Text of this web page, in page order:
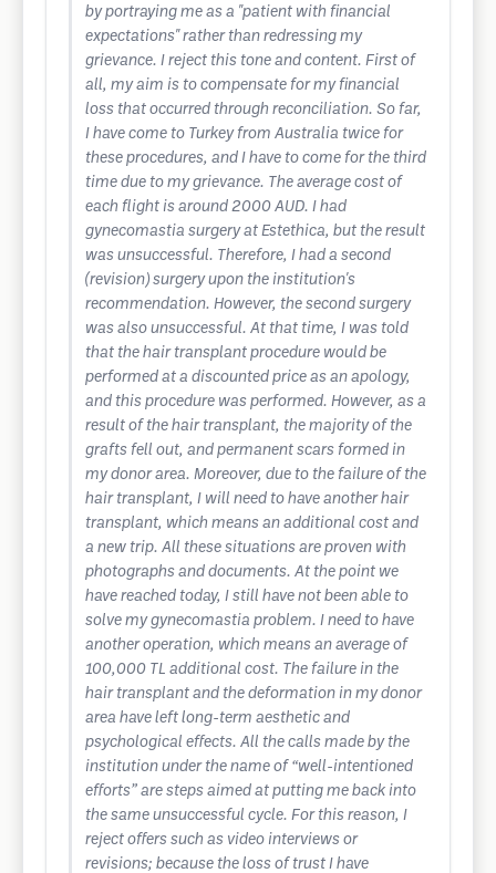
by portraying me as a "patient with financial
expectations" rather than redressing my
grievance. I reject this tone and content. First of
all, my aim is to compensate for my financial
loss that occurred through reconciliation. So far,
I have come to Turkey from Australia twice for
these procedures, and I have to come for the third
time due to my grievance. The average cost of
each flight is around 2000 AUD. I had
gynecomastia surgery at Estethica, but the result
was unsuccessful. Therefore, I had a second
(revision) surgery upon the institution's
recommendation. However, the second surgery
was also unsuccessful. At that time, I was told
that the hair transplant procedure would be
performed at a discounted price as an apology,
and this procedure was performed. However, as a
result of the hair transplant, the majority of the
grafts fell out, and permanent scars formed in
my donor area. Moreover, due to the failure of the
hair transplant, I will need to have another hair
transplant, which means an additional cost and
a new trip. All these situations are proven with
photographs and documents. At the point we
have reached today, I still have not been able to
solve my gynecomastia problem. I need to have
another operation, which means an average of
100,000 TL additional cost. The failure in the
hair transplant and the deformation in my donor
area have left long-term aesthetic and
psychological effects. All the calls made by the
institution under the name of “well-intentioned
efforts” are steps aimed at putting me back into
the same unsuccessful cycle. For this reason, I
reject offers such as video interviews or
revisions; because the loss of trust I have